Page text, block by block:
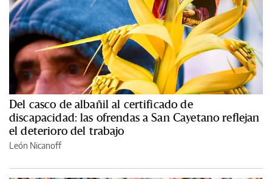
Del casco de albañil al certificado de
discapacidad: las ofrendas a San Cayetano reflejan
el deterioro del trabajo
León Nicanoff